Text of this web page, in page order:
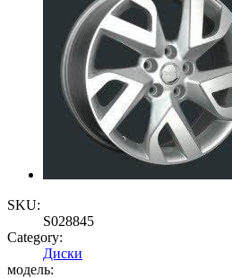
SKU:
S028845
Category:
Диски
модель: